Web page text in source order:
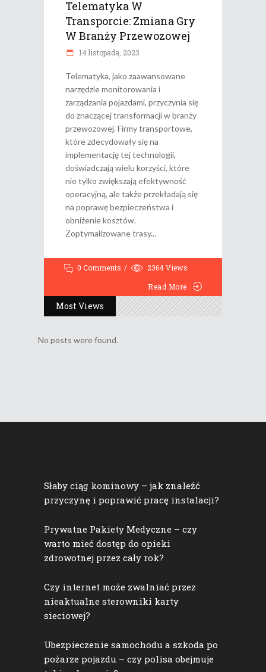
Telematyka W
Transporcie: Zmiana Gry
W Branży Przewozowej
14 listopada, 2023
Telematyka, jako zaawansowane
narzędzie monitorowania i
zarządzania pojazdami, przyczynia się
do znaczącej transformacji w branży
przewozowej. Firmy transportowe,
które zdecydowały się na
implementację tej technologii,
doświadczają wielu korzyści, które
nie tylko zwiększają efektywność
operacyjną, ale także przekładają się
na poprawę bezpieczeństwa i
obniżenie kosztów.
Zoptymalizowane trasy
0 Comments 2364Views
Read More
Most Views
No posts were found.
Słaby ciąg kominowy – jak znaleźć
przyczynę i poprawić pracę instalacji?
Prywatne Pakiety Medyczne – czy
warto mieć dostęp do opieki
zdrowotnej przez cały rok?
Czy internet może zwalniać przez
nieaktualne sterowniki karty
sieciowej?
Ubezpieczenie samochodu a szkoda po
pożarze pojazdu – czy polisa obejmuje